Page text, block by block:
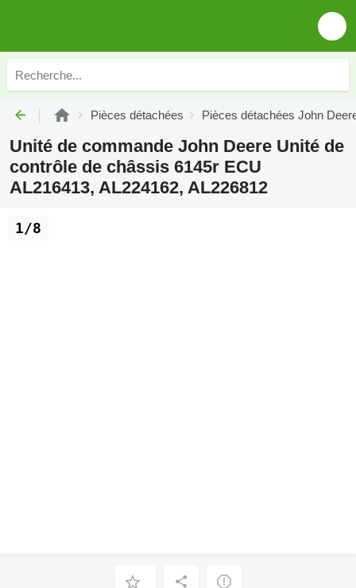
Pièces détachées Pièces détachées John
Unité de commande John Deere Unité de
contrôle de châssis 6145r ECU
AL216413, AL224162, AL226812
1/8